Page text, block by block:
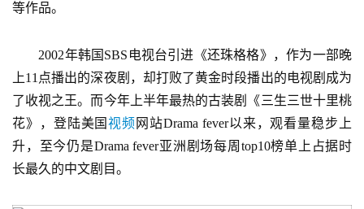
等作品。
2002年韩国SBS电视台引进《还珠格格》，作为一部晚
上11点播出的深夜剧，却打败了黄金时段播出的电视剧成为
了收视之王。而今年上半年最热的古装剧《三生三世十里桃
花》，登陆美国视频 网站Drama fever以来，观看量稳步上
升，至今仍是Drama fever亚洲剧场每周top10榜单上占据时
长最久的中文剧目。